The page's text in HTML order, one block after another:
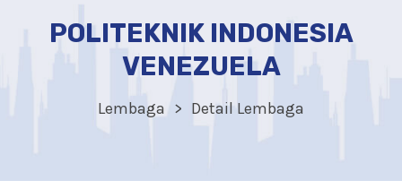
POLITEKNIK INDONESIA
VENEZUELA
Lembaga Detail Lembaga